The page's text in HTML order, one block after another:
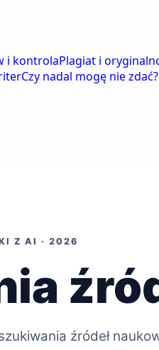
i kontrolaPlagiat i
Czy nadal mogę nie zdać?
Z AI · 2026
źródeł